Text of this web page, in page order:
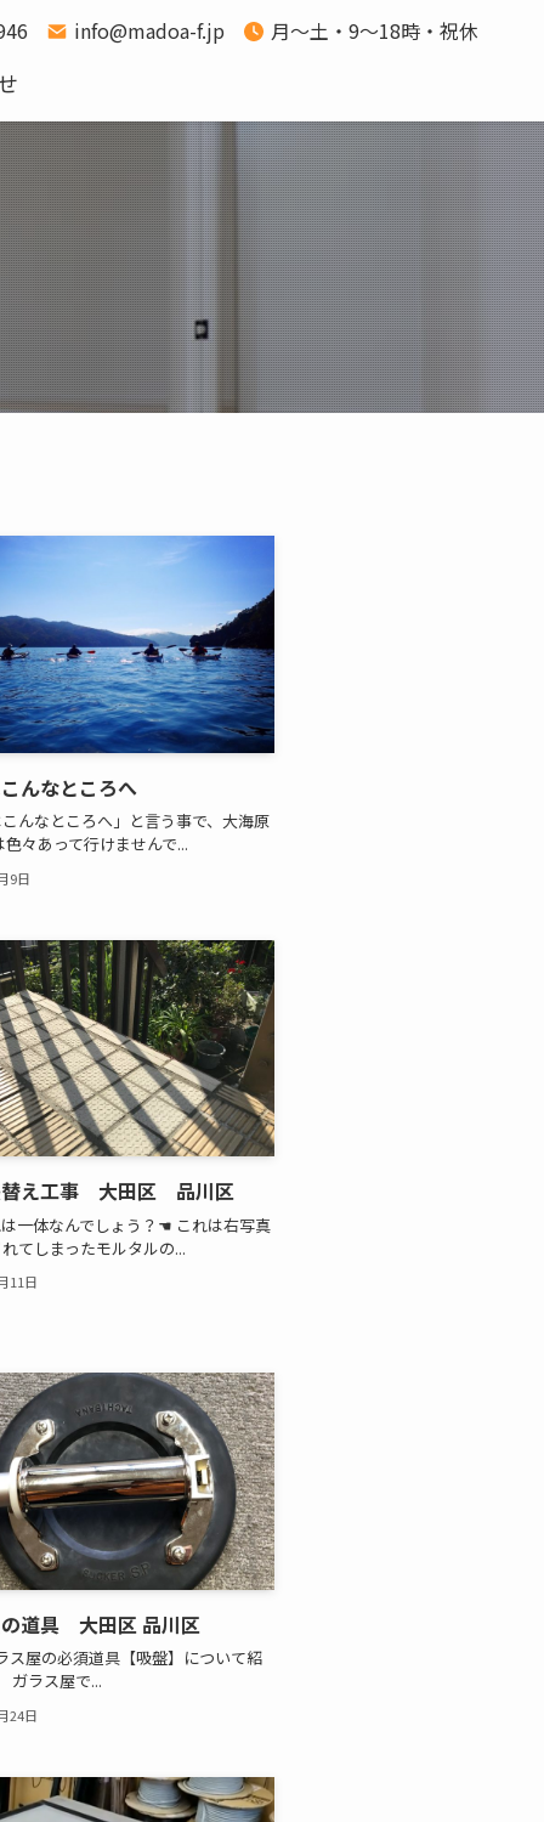
info@madoa-f.jp 月～土・9～18時・祝休
んなところへ
んなところへ」と言う事で、大海原
々あって行けませんで...
9日
替え工事 大田区 品川区
一体なんでしょう？☚ これは右写真
てしまったモルタルの...
11日
道具 大田区 品川区
屋の必須道具【吸盤】について紹
ガラス屋で...
24日